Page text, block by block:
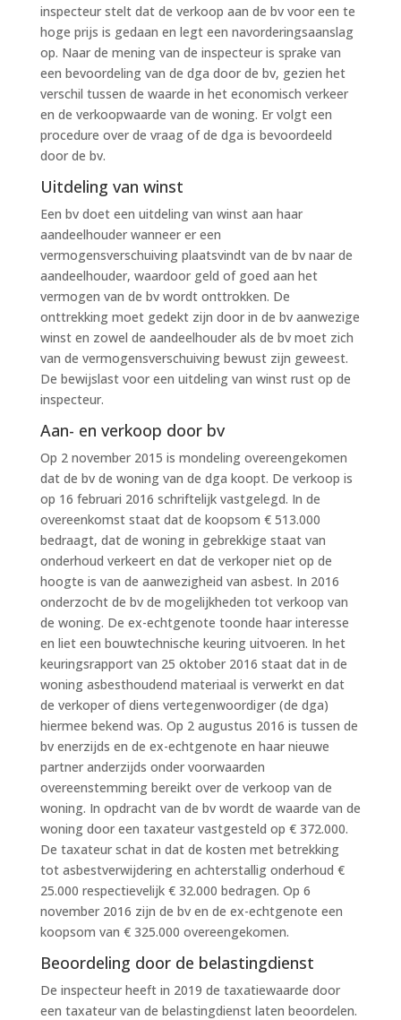
inspecteur stelt dat de verkoop aan de bv voor een te
hoge prijs is gedaan en legt een navorderingsaanslag
op. Naar de mening van de inspecteur is sprake van
een bevoordeling van de dga door de bv, gezien het
verschil tussen de waarde in het economisch verkeer
en de verkoopwaarde van de woning. Er volgt een
procedure over de vraag of de dga is bevoordeeld
door de bv.
Uitdeling van winst
Een bv doet een uitdeling van winst aan haar
aandeelhouder wanneer er een
vermogensverschuiving plaatsvindt van de bv naar de
aandeelhouder, waardoor geld of goed aan het
vermogen van de bv wordt onttrokken. De
onttrekking moet gedekt zijn door in de bv aanwezige
winst en zowel de aandeelhouder als de bv moet zich
van de vermogensverschuiving bewust zijn geweest.
De bewijslast voor een uitdeling van winst rust op de
inspecteur.
Aan- en verkoop door bv
Op 2 november 2015 is mondeling overeengekomen
dat de bv de woning van de dga koopt. De verkoop is
op 16 februari 2016 schriftelijk vastgelegd. In de
overeenkomst staat dat de koopsom € 513.000
bedraagt, dat de woning in gebrekkige staat van
onderhoud verkeert en dat de verkoper niet op de
hoogte is van de aanwezigheid van asbest. In 2016
onderzocht de bv de mogelijkheden tot verkoop van
de woning. De ex-echtgenote toonde haar interesse
en liet een bouwtechnische keuring uitvoeren. In het
keuringsrapport van 25 oktober 2016 staat dat in de
woning asbesthoudend materiaal is verwerkt en dat
de verkoper of diens vertegenwoordiger (de dga)
hiermee bekend was. Op 2 augustus 2016 is tussen de
bv enerzijds en de ex-echtgenote en haar nieuwe
partner anderzijds onder voorwaarden
overeenstemming bereikt over de verkoop van de
woning. In opdracht van de bv wordt de waarde van de
woning door een taxateur vastgesteld op € 372.000.
De taxateur schat in dat de kosten met betrekking
tot asbestverwijdering en achterstallig onderhoud €
25.000 respectievelijk € 32.000 bedragen. Op 6
november 2016 zijn de bv en de ex-echtgenote een
koopsom van € 325.000 overeengekomen.
Beoordeling door de belastingdienst
De inspecteur heeft in 2019 de taxatiewaarde door
een taxateur van de belastingdienst laten beoordelen.